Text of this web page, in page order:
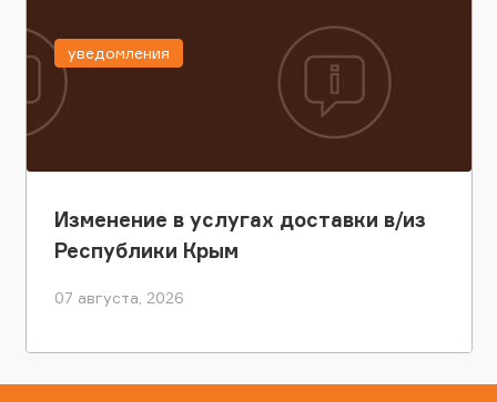
Изменение в услугах доставки в/из
Республики Крым
07 августа, 2026
уведомления